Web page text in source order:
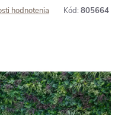
hodnotenia Kód: 805664